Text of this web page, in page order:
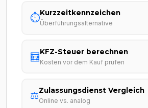
⏱️Kurzzeitkennzeichen
Überführungsalternative
🧮KFZ-Steuer berechnen
Kosten vor dem Kauf prüfen
⚖️Zulassungsdienst Vergleich
Online vs. analog